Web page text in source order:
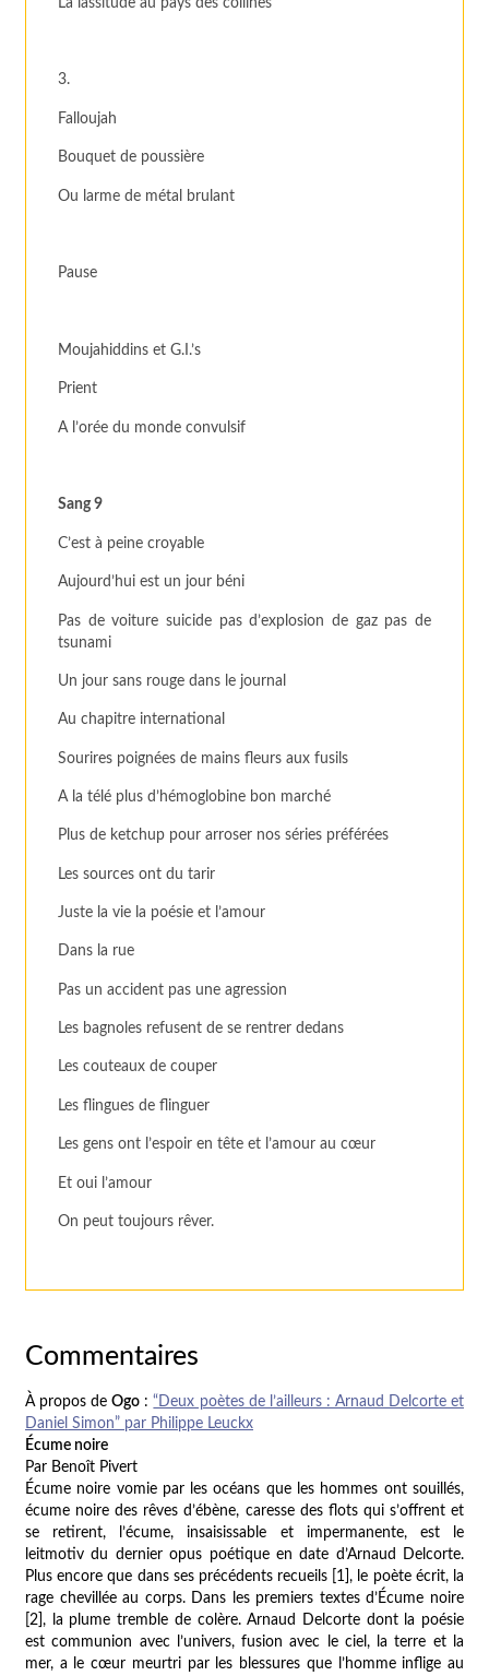
3.
Falloujah
Bouquet de poussière
Ou larme de métal brulant
Pause
Moujahiddins et G.I.’s
Prient
A l’orée du monde convulsif
Sang 9
C’est à peine croyable
Aujourd’hui est un jour béni
Pas de voiture suicide pas d’explosion de gaz pas de
tsunami
Un jour sans rouge dans le journal
Au chapitre international
Sourires poignées de mains fleurs aux fusils
A la télé plus d’hémoglobine bon marché
Plus de ketchup pour arroser nos séries préférées
Les sources ont du tarir
Juste la vie la poésie et l’amour
Dans la rue
Pas un accident pas une agression
Les bagnoles refusent de se rentrer dedans
Les couteaux de couper
Les flingues de flinguer
Les gens ont l’espoir en tête et l’amour au cœur
Et oui l’amour
On peut toujours rêver.
Commentaires
À propos deOgo :“Deux poètes de l’ailleurs : Arnaud Delcorte et
Daniel Simon” par Philippe Leuckx
Écume noire
Par Benoît Pivert
Écume noire vomie par les océans que les hommes ont souillés,
écume noire des rêves d’ébène, caresse des flots qui s’offrent et
se retirent, l’écume, insaisissable et impermanente, est le
leitmotiv du dernier opus poétique en date d’Arnaud Delcorte.
Plus encore que dans ses précédents recueils [1], le poète écrit, la
rage chevillée au corps. Dans les premiers textes d’Écume noire
[2] , la plume tremble de colère. Arnaud Delcorte dont la poésie
est communion avec l’univers, fusion avec le ciel, la terre et la
mer, a le cœur meurtri par les blessures que l’homme inflige au